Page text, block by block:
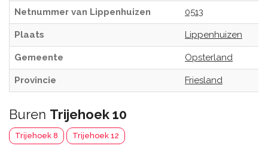
Netnummer van Lippenhuizen 0513
Plaats Lippenhuizen
Gemeente Opsterland
Provincie Friesland
Buren Trijehoek 10
Trijehoek 8 Trijehoek 12